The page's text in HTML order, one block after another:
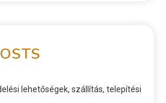
lehetőségek, szállítás, telepítési